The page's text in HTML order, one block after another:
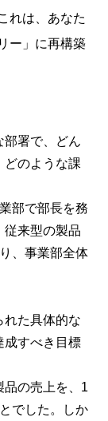
れは、あなた
ー」に再構築
部署で、どん
どのような課
部で部長を務
従来型の製品
、事業部全体
れた具体的な
成すべき目標
品の売上を、1
でした。しか